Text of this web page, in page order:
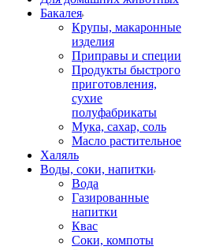
Бакалея
Крупы, макаронные
изделия
Приправы и специи
Продукты быстрого
приготовления,
сухие
полуфабрикаты
Мука, сахар, соль
Масло растительное
Халяль
Воды, соки, напитки
Вода
Газированные
напитки
Квас
Соки, компоты